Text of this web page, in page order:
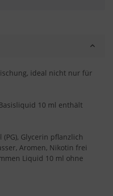
ideal nicht nur für
10 ml enthält
(PG), Glycerin pflanzlich
Aromen, Nikotin frei
Liquid 10 ml ohne